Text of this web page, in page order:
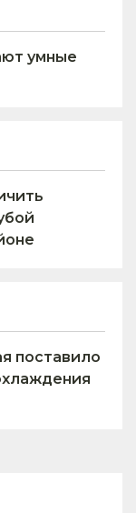
умные
поставило